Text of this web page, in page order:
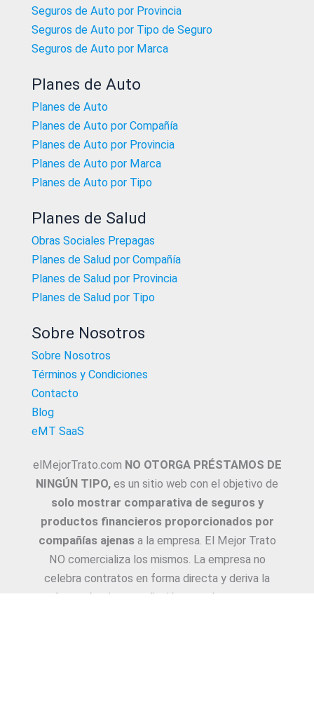
Seguros de Auto por Provincia
Seguros de Auto por Tipo de Seguro
Seguros de Auto por Marca
Planes de Auto
Planes de Auto
Planes de Auto por Compañía
Planes de Auto por Provincia
Planes de Auto por Marca
Planes de Auto por Tipo
Planes de Salud
Obras Sociales Prepagas
Planes de Salud por Compañía
Planes de Salud por Provincia
Planes de Salud por Tipo
Sobre Nosotros
Sobre Nosotros
Términos y Condiciones
Contacto
Blog
eMT SaaS
elMejorTrato.com NO OTORGA PRÉSTAMOS DE
NINGÚN TIPO, es un sitio web con el objetivo de
solo mostrar comparativa de seguros y
productos financieros proporcionados por
compañías ajenasa la empresa. El Mejor Trato
NO comercializa los mismos. La empresa no
celebra contratos en forma directa y deriva la
Asesoría e intermediación a productores y